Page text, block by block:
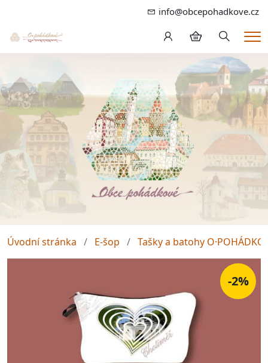
info@obcepohadkove.cz
Hledání
Úvodní stránka E-šop Tašky a batohy
-2%